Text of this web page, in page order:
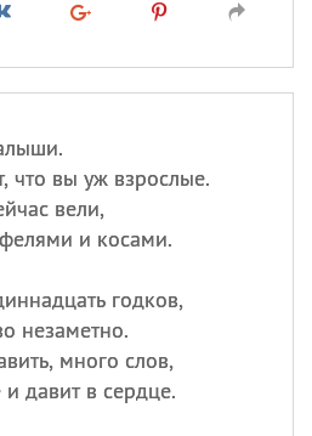
что вы уж взрослые.
вели,
и косами.
годков,
незаметно.
много слов,
давит в сердце.